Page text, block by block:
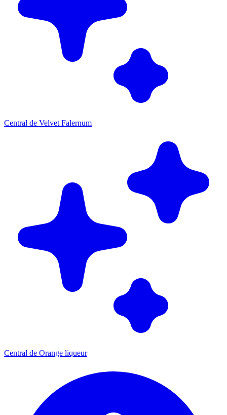
Central de Velvet Falernum
Central de Orange liqueur